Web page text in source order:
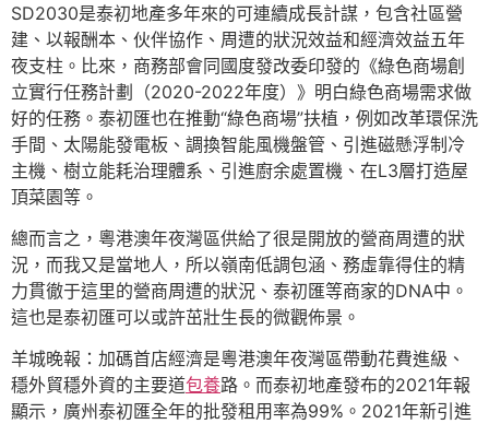
SD2030是泰初地產多年來的可連續成長計謀，包含社區營
建、以報酬本、伙伴協作、周遭的狀況效益和經濟效益五年
夜支柱。比來，商務部會同國度發改委印發的《綠色商場創
立實行任務計劃（2020-2022年度）》明白綠色商場需求做
好的任務。泰初匯也在推動“綠色商場”扶植，例如改革環保洗
手間、太陽能發電板、調換智能風機盤管、引進磁懸浮制冷
主機、樹立能耗治理體系、引進廚余處置機、在L3層打造屋
頂菜園等。
總而言之，粵港澳年夜灣區供給了很是開放的營商周遭的狀
況，而我又是當地人，所以嶺南低調包涵、務虛靠得住的精
力貫徹于這里的營商周遭的狀況、泰初匯等商家的DNA中。
這也是泰初匯可以或許茁壯生長的微觀佈景。
羊城晚報：加碼首店經濟是粵港澳年夜灣區帶動花費進級、
穩外貿穩外資的主要道包養路。而泰初地產發布的2021年報
顯示，廣州泰初匯全年的批發租用率為99%。2021年新引進